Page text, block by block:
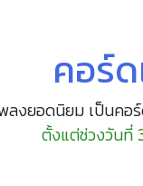
คอร์
ลงยอดนิยม เป็นคอ
ตั้งแต่ช่วงวันที่